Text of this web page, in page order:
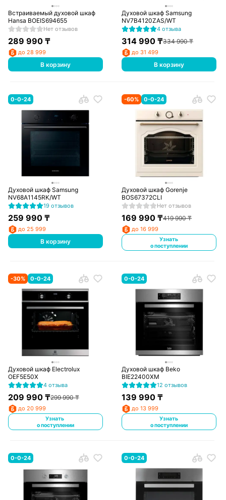
Встраиваемый духовой шкаф
Hansa BOEIS694655
Нет отзывов
289 990₸
до 28 999
В корзину
Духовой шкаф Samsung
NV7B4120ZAS/WT
4 отзыва
314 990 ₸334 990₸
до 31 499
В корзину
0-0-24
Духовой шкаф Samsung
NV68A1145RK/WT
19 отзывов
259 990₸
до 25 999
В корзину
-60% 0-0-24
Духовой шкаф Gorenje
BOS67372CLI
Нет отзывов
169 990 ₸419 990₸
до 16 999
Узнать
о поступлении
-30% 0-0-24
Духовой шкаф Electrolux
OEF5E50X
4 отзыва
209 990₸299 990₸
до 20 999
Узнать
о поступлении
0-0-24
Духовой шкаф Beko
BIE22400XM
12 отзывов
139 990 ₸
до 13 999
Узнать
о поступлении
0-0-24 0-0-24